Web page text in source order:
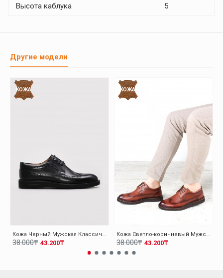
Высота каблука 5
Другие модели
КОЖА
Кожа Черный Мужская Классическая Обувь 095MA4051-1
43.200₸
38.000₸
КОЖА
Кожа Светло-коричневый Мужская Классическая Обувь 095MA4051-1
43.200₸
38.000₸